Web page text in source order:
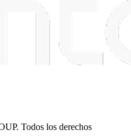
Todos los derechos